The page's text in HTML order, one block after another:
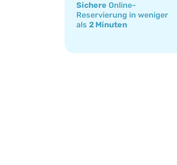
Sichere Online-
Reservierung in weniger
als 2 Minuten